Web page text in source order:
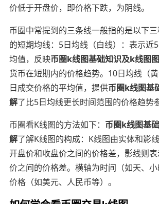
价低于开盘价，即价格下跌，为阴线。
币圈中常提到的三条线一般指的是以下
的短期均线：5日均线（白线）：表示近
均值，反映币圈k线图基础知识及k线图
货币在短期内的价格趋势。10日均线（
日成交价格的平均值，提供币圈k线图基
解了比5日均线更长时间范围的价格趋势
币圈看K线图的方法如下： 币圈k线图基
解了解K线图的构成：K线图由实体和影
开盘价和收盘价之间的价格差，影线则
价之间的价格差。横轴为时间（如天、
价格（如美元、人民币等）。